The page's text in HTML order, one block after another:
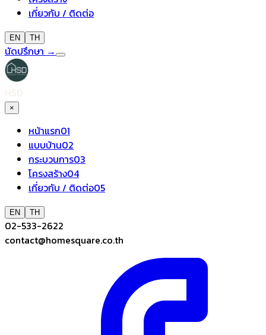
เกี่ยวกับ / ติดต่อ
EN TH
นัดปรึกษา →
×
หน้าแรก01
แบบบ้าน02
กระบวนการ03
โครงสร้าง04
เกี่ยวกับ / ติดต่อ05
EN TH
02-533-2622
contact@homesquare.co.th